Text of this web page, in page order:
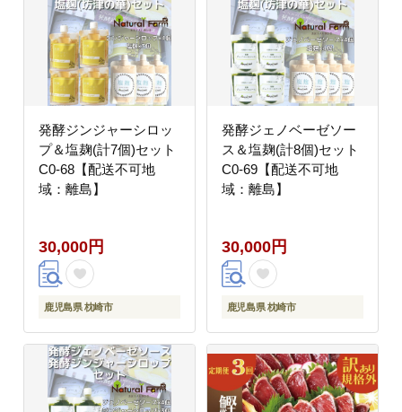
発酵ジンジャーシロッ
プ＆塩麹(計7個)セット
C0-68【配送不可地
域：離島】
30,000円
鹿児島県 枕崎市
発酵ジェノベーゼソー
ス＆塩麹(計8個)セット
C0-69【配送不可地
域：離島】
30,000円
鹿児島県 枕崎市